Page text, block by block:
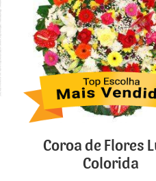
Coroa de Flores
Colorida